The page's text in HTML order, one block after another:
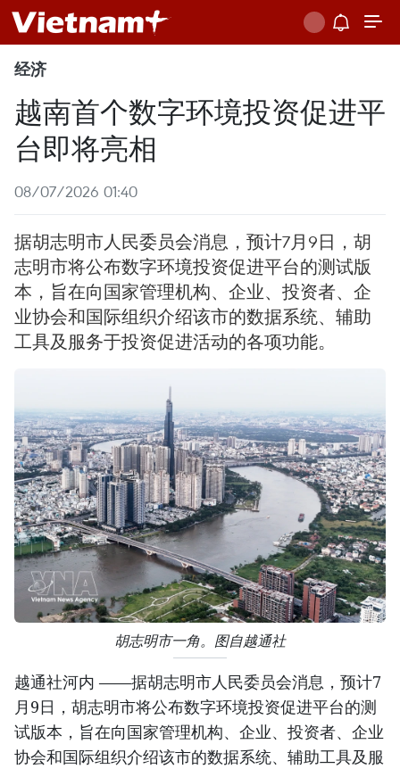
经济
越南首个数字环境投资促进平
台即将亮相
08/07/2026 01:40
据胡志明市人民委员会消息，预计7月9日，胡
志明市将公布数字环境投资促进平台的测试版
本，旨在向国家管理机构、企业、投资者、企
业协会和国际组织介绍该市的数据系统、辅助
工具及服务于投资促进活动的各项功能。
胡志明市一角。图自越通社
越通社河内 ——据胡志明市人民委员会消息，预计7
月9日，胡志明市将公布数字环境投资促进平台的测
试版本，旨在向国家管理机构、企业、投资者、企业
协会和国际组织介绍该市的数据系统、辅助工具及服